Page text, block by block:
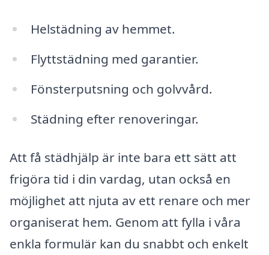
Helstädning av hemmet.
Flyttstädning med garantier.
Fönsterputsning och golvvård.
Städning efter renoveringar.
Att få städhjälp är inte bara ett sätt att
frigöra tid i din vardag, utan också en
möjlighet att njuta av ett renare och mer
organiserat hem. Genom att fylla i våra
enkla formulär kan du snabbt och enkelt